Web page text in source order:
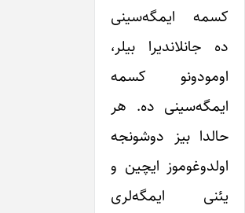
کسمه ایمگه‌سینی
ده جانلاندیرا بیلر،
اومودونو کسمه
ایمگه‌سینی ده. هر
حالدا بیز دوشونجه
اولدوغوموز ایچین و
یئنی ایمگه‌لری